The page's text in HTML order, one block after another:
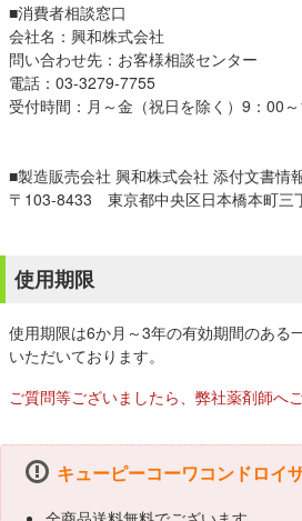
■消費者相談窓口
会社名：興和株式会社
問い合わせ先：お客様相談センター
電話：03-3279-7755
受付時間：月～金（祝日を除く）9：00
■製造販売会社 興和株式会社 添付文書情
〒103-8433 東京都中央区日本橋本町三
使用期限
使用期限は6か月～3年の有効期間のある
いただいております。
ご質問等ございましたら、弊社薬剤師へ
キューピーコーワコンドロイ